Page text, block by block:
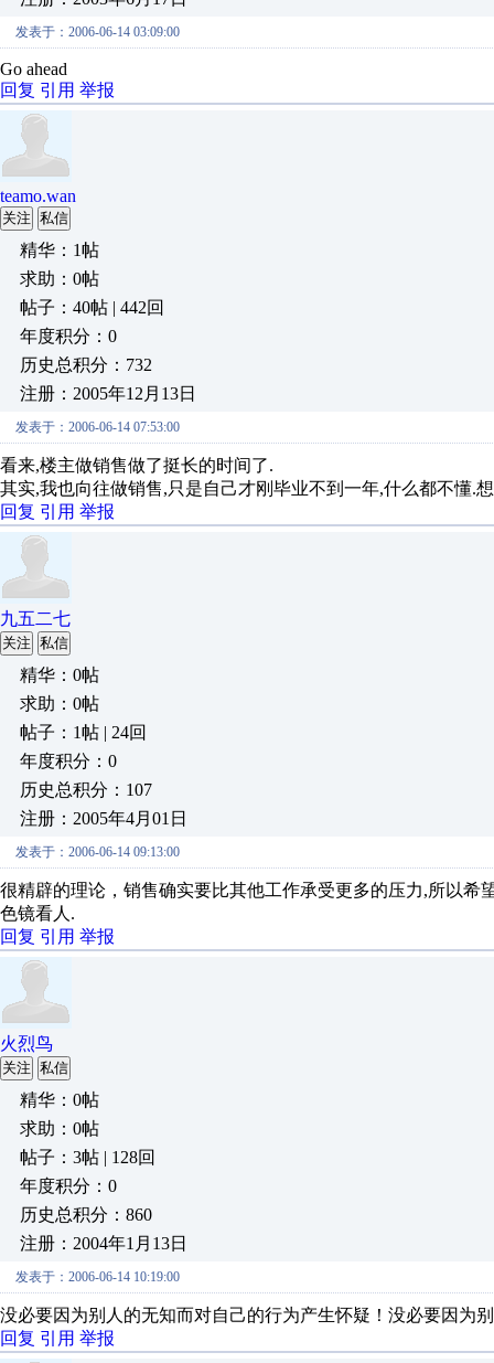
发表于：2006-06-14 03:09:00
Go ahead
回复 引用 举报
teamo.wan
关注 私信
精华：1帖
求助：0帖
帖子：40帖 | 442回
年度积分：0
历史总积分：732
注册：2005年12月13日
发表于：2006-06-14 07:53:00
看来,楼主做销售做了挺长的时间了.
其实,我也向往做销售,只是自己才刚毕业不到一年,什么都不懂.
回复 引用 举报
九五二七
关注 私信
精华：0帖
求助：0帖
帖子：1帖 | 24回
年度积分：0
历史总积分：107
注册：2005年4月01日
发表于：2006-06-14 09:13:00
很精辟的理论，销售确实要比其他工作承受更多的压力,所以
色镜看人.
回复 引用 举报
火烈鸟
关注 私信
精华：0帖
求助：0帖
帖子：3帖 | 128回
年度积分：0
历史总积分：860
注册：2004年1月13日
发表于：2006-06-14 10:19:00
没必要因为别人的无知而对自己的行为产生怀疑！没必要因为
回复 引用 举报